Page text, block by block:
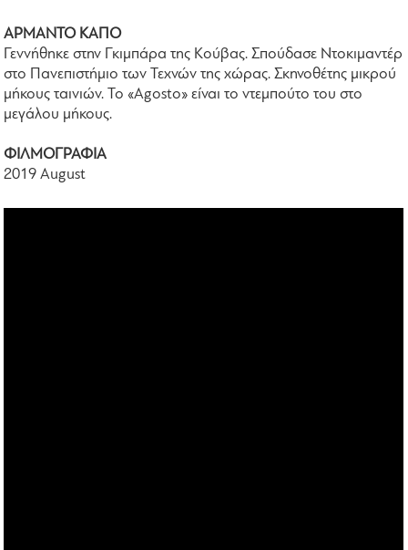
ΑΡΜΑΝΤΟ ΚΑΠΟ
Γεννήθηκε στην Γκιμπάρα της Κούβας. Σπούδασε Ντοκιμαντέρ
στο Πανεπιστήμιο των Τεχνών της χώρας. Σκηνοθέτης μικρού
μήκους ταινιών. Το «Agosto» είναι το ντεμπούτο του στο
μεγάλου μήκους.
ΦΙΛΜΟΓΡΑΦΙΑ
2019 August